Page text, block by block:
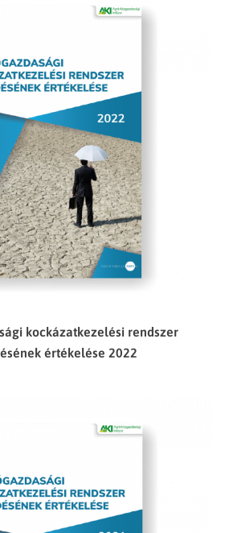
kockázatkezelési rendszer
értékelése 2022